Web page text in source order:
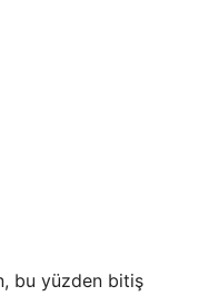
bu yüzden bitiş